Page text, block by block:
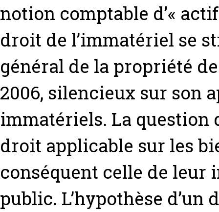
notion comptable d’«
droit de l’immatériel se
général de la propriété
2006, silencieux sur son
immatériels. La
droit applicable sur les
conséquent celle de leur
public. L’hypothèse